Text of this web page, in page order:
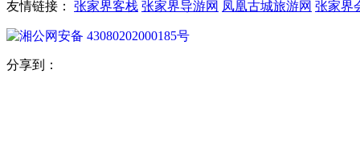
友情链接： 张家界客栈 张家界导游网 凤凰古城旅游网 张家界
湘公网安备 43080202000185号
分享到：